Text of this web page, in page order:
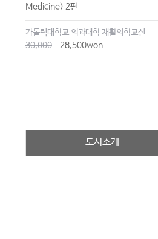
Medicine) 2판
가톨릭대학교 의과대학 재활의학교실
30,000
28,500won
도서소개